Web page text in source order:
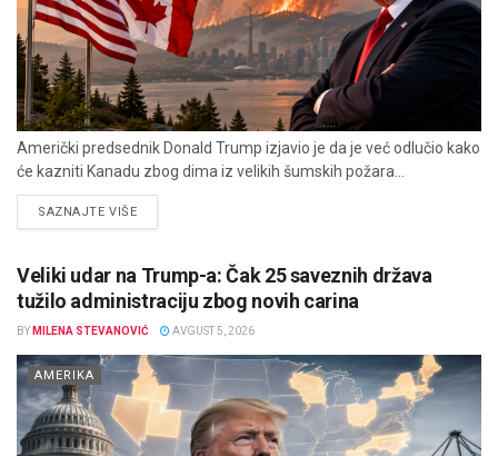
Američki predsednik Donald Trump izjavio je da je već odlučio kako
će kazniti Kanadu zbog dima iz velikih šumskih požara...
SAZNAJTE VIŠEDETAILS
Veliki udar na Trump-a: Čak 25 saveznih država
tužilo administraciju zbog novih carina
BY MILENA STEVANOVIĆ AVGUST 5, 2026
AMERIKA